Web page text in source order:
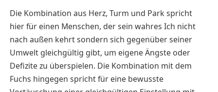
Die Kombination aus Herz, Turm und Park spricht
hier für einen Menschen, der sein wahres Ich nicht
nach außen kehrt sondern sich gegenüber seiner
Umwelt gleichgültig gibt, um eigene Ängste oder
Defizite zu überspielen. Die Kombination mit dem
Fuchs hingegen spricht für eine bewusste